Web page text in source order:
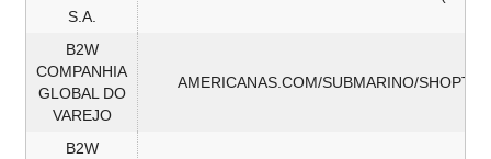
S.A.
B2W
COMPANHIA
GLOBAL DO
VAREJO
AMERICANAS.COM/SUBMARINO/
B2W